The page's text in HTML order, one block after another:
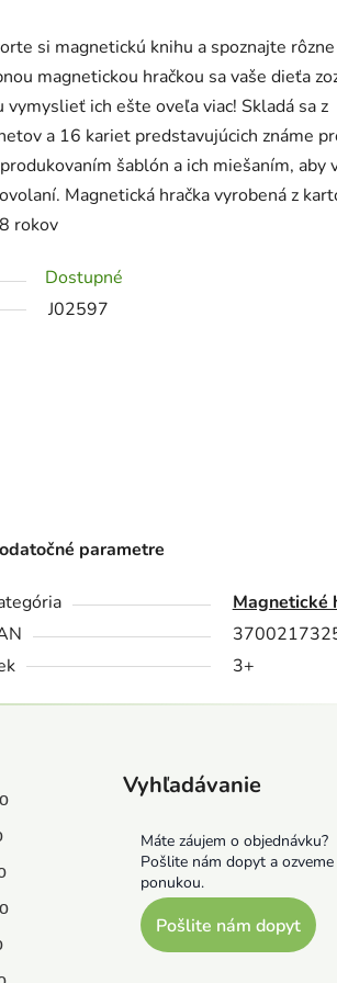
si magnetickú knihu a spoznajte rôzne
magnetickou hračkou sa vaše dieťa
ich ešte oveľa viac! Skladá sa z
a 16 kariet predstavujúcich známe
šablón a ich miešaním, aby
Magnetická hračka vyrobená z
rokov
Dostupné
J02597
parametre
Magnetické
3+
Vyhľadávanie
Máte záujem o objednávku?
Pošlite nám dopyt a ozveme
ponukou.
Pošlite nám dopyt